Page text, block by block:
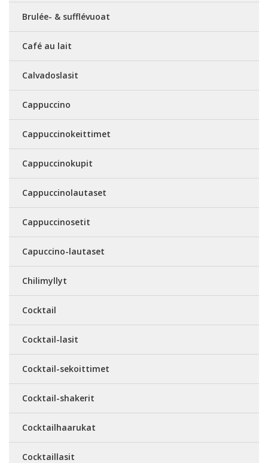
Brulée- & sufflévuoat
Café au lait
Calvadoslasit
Cappuccino
Cappuccinokeittimet
Cappuccinokupit
Cappuccinolautaset
Cappuccinosetit
Capuccino-lautaset
Chilimyllyt
Cocktail
Cocktail-lasit
Cocktail-sekoittimet
Cocktail-shakerit
Cocktailhaarukat
Cocktaillasit